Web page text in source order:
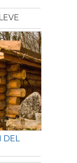
DEL